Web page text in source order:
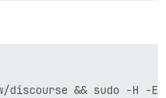
discourse && sudo -H -